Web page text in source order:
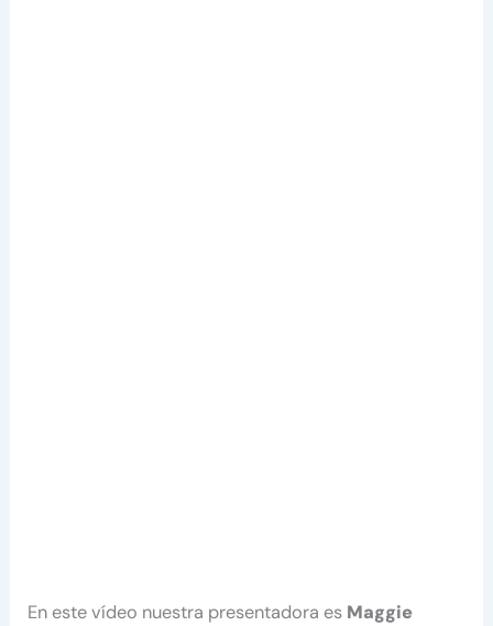
En este vídeo nuestra presentadora es Maggie